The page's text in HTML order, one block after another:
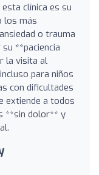
clínica es su
los más
o trauma
**paciencia
la visita al
para niños
con dificultades
extiende a todos
**sin dolor** y